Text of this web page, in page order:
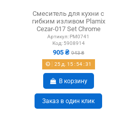
Смеситель для кухни с
гибким изливом Plamix
Cezar-017 Set Chrome
Refl.Black PM0741,...
Артикул: PM0741
Код: 5908914
905 ₴ 943 ₴
25д. 15: 54:30
В корзину
Заказ в один клик